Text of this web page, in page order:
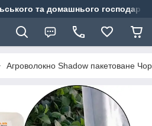
та домашнього
Агроволокно Shadow пакетоване